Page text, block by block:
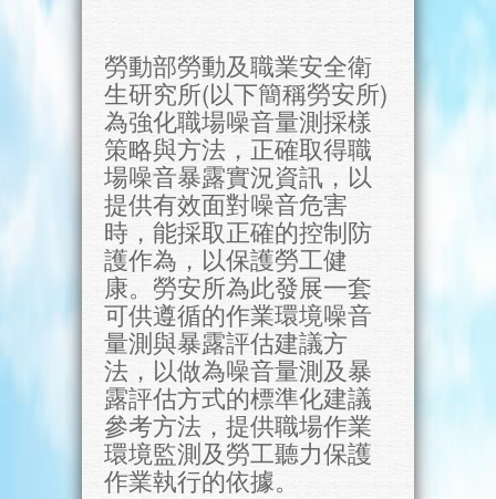
勞動部勞動及職業安全衛
生研究所(以下簡稱勞安所)
為強化職場噪音量測採樣
策略與方法，正確取得職
場噪音暴露實況資訊，以
提供有效面對噪音危害
時，能採取正確的控制防
護作為，以保護勞工健
康。勞安所為此發展一套
可供遵循的作業環境噪音
量測與暴露評估建議方
法，以做為噪音量測及暴
露評估方式的標準化建議
參考方法，提供職場作業
環境監測及勞工聽力保護
作業執行的依據。